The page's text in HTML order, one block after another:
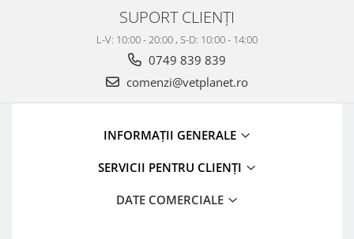
SUPORT CLIENȚI
L-V: 10:00 - 20:00 , S-D: 10:00 - 14:00
0749 839 839
comenzi@vetplanet.ro
INFORMAȚII GENERALE
SERVICII PENTRU CLIENȚI
DATE COMERCIALE